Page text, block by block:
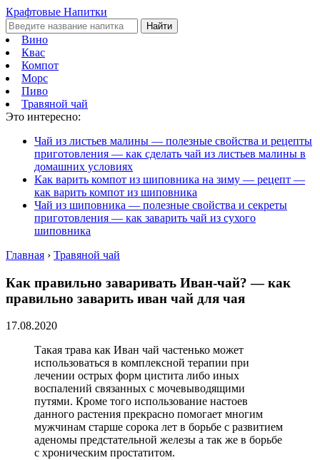
Крафтовые Напитки
Найти
Вино
Квас
Компот
Морс
Пиво
Травяной чай
Это интересно:
Чай из листьев малины — полезные свойства и рецепты
приготовления — как сделать чай из листьев малины в
домашних условиях
Как варить компот из шиповника на зиму — рецепт —
как варить компот из шиповника
Чай из шиповника — полезные свойства и секреты
приготовления — как заварить чай из сухого
шиповника
Главная › Травяной чай
Как правильно заваривать Иван-чай? — как
правильно заварить иван чай для чая
17.08.2020
Такая трава как Иван чай частенько может
использоваться в комплексной терапии при
лечении острых форм цистита либо иных
воспалений связанных с мочевыводящими
путями. Кроме того использование настоев
данного растения прекрасно помогает многим
мужчинам старше сорока лет в борьбе с развитием
аденомы предстательной железы а так же в борьбе
с хроническим простатитом.